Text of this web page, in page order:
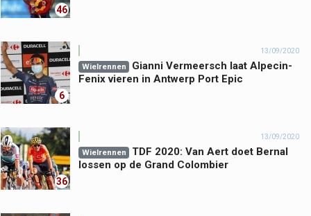
46
6
13/09/2020
Wielrennen
Gianni Vermeersch laat Alpecin-
Fenix vieren in Antwerp Port Epic
36
13/09/2020
Wielrennen
TDF 2020: Van Aert doet Bernal
lossen op de Grand Colombier